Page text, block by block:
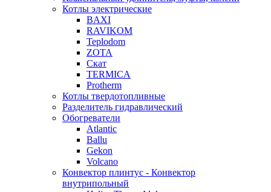
Котлы электрические
BAXI
RAVIKOM
Teplodom
ZOTA
Скат
TERMICA
Protherm
Котлы твердотопливные
Разделитель гидравлический
Обогреватели
Atlantic
Ballu
Gekon
Volcano
Конвектор плинтус - Конвектор
внутрипольный